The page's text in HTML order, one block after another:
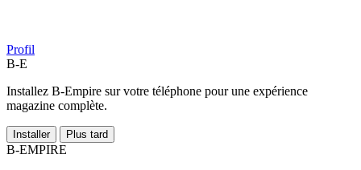
Profil
B-E
Installez B-Empire sur votre téléphone pour une expérience
magazine complète.
Installer Plus tard
B-EMPIRE